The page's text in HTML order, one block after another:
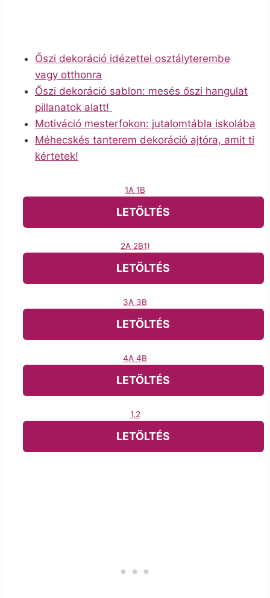
Őszi dekoráció idézettel osztályterembe
vagy otthonra
Őszi dekoráció sablon: mesés őszi hangulat
pillanatok alatt!
Motiváció mesterfokon: jutalomtábla iskolába
Méhecskés tanterem dekoráció ajtóra, amit ti
kértetek!
1A 1B
LETÖLTÉS
2A 2B1)
LETÖLTÉS
3A 3B
LETÖLTÉS
4A 4B
LETÖLTÉS
1,2
LETÖLTÉS